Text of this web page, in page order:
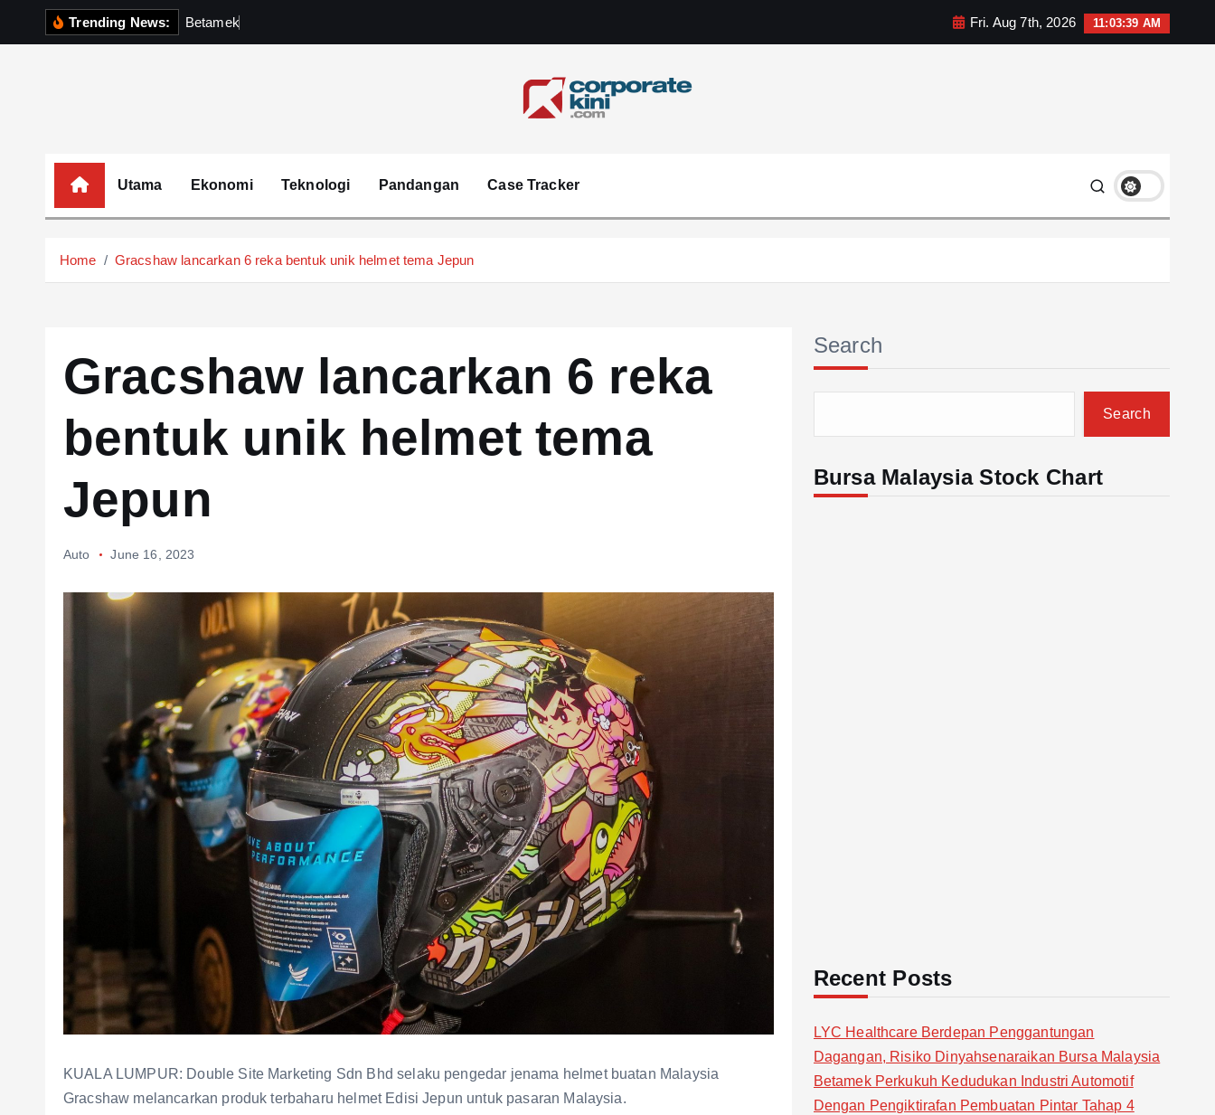
Trending News: Betamek Fri. Aug 7th, 2026 11:03:41 AM
Utama Ekonomi Teknologi Pandangan Case Tracker
Home Gracshaw lancarkan 6 reka bentuk unik helmet tema Jepun
Gracshaw lancarkan 6 reka
bentuk unik helmet tema
Jepun
Auto June 16, 2023
KUALA LUMPUR: Double Site Marketing Sdn Bhd selaku pengedar jenama helmet buatan Malaysia
Gracshaw melancarkan produk terbaharu helmet Edisi Jepun untuk pasaran Malaysia.
Search
Search
Bursa Malaysia Stock Chart
Recent Posts
LYC Healthcare Berdepan Penggantungan
Dagangan, Risiko Dinyahsenaraikan Bursa Malaysia
Betamek Perkukuh Kedudukan Industri Automotif
Dengan Pengiktirafan Pembuatan Pintar Tahap 4